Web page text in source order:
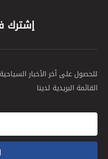
إشترك
للحصول على أخر الأخبار
القائمة البريدية لدينا